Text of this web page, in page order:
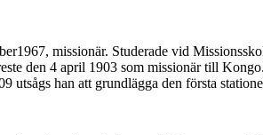
missionär. Studerade vid
den 4 april 1903 som missionär till
han att grundlägga den första